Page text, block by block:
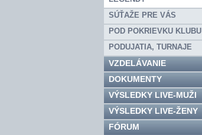
SÚŤAŽE PRE VÁS
POD POKRIEVKU KLUBU
PODUJATIA, TURNAJE
VZDELÁVANIE
DOKUMENTY
VÝSLEDKY LIVE-MUŽI
VÝSLEDKY LIVE-ŽENY
FÓRUM